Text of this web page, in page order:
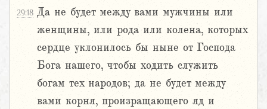
29:18 Да не будет между вами мужчины или
женщины, или рода или колена, которых
сердце уклонилось бы ныне от Господа
Бога нашего, чтобы ходить служить
богам тех народов; да не будет между
вами корня, произращающего яд и